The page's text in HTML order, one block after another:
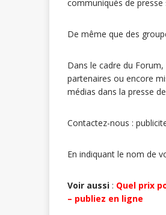
communiqués de
De même que des
Dans le cadre du
partenaires ou encore
médias dans la presse
Contactez-nous :
En indiquant le nom de
Voir aussi : Quel prix
– publiez en ligne